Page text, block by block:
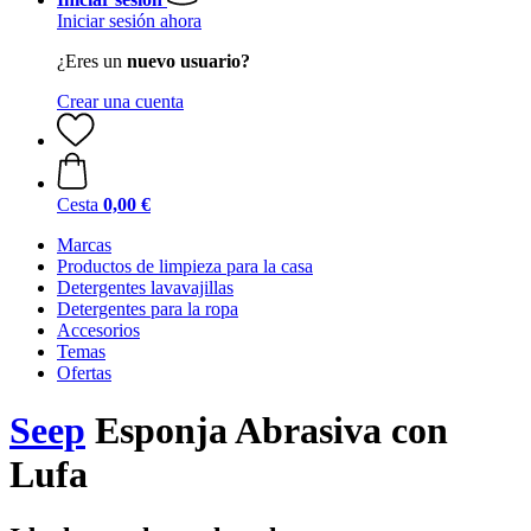
Iniciar sesión ahora
¿Eres un nuevo usuario?
Crear una cuenta
Cesta 0,00 €
Marcas
Productos de limpieza para la casa
Detergentes lavavajillas
Detergentes para la ropa
Accesorios
Temas
Ofertas
Seep Esponja Abrasiva con
Lufa